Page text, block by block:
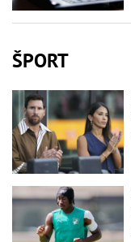
ŠPORT